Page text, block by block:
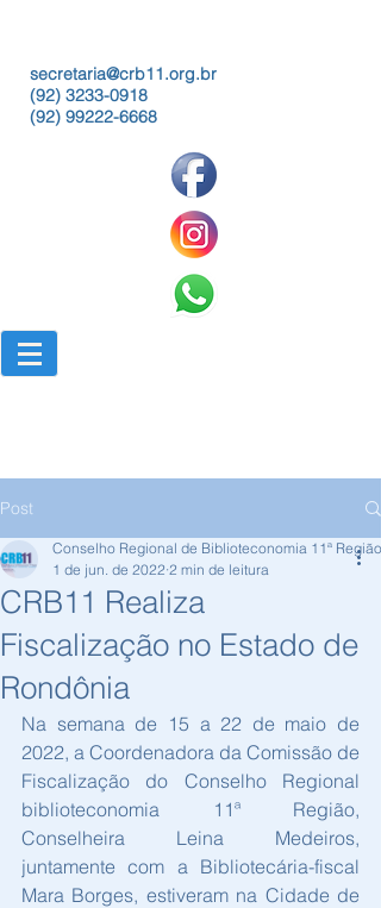
secretaria@crb11.org.br
(92) 3233-0918
(92) 99222-6668
Post
CRB11 Realiza
Fiscalização no Estado de
Rondônia
Conselho Regional de Biblioteconomia 11ª Região
1 de jun. de 2022 2 min de leitura
Na semana de 15 a 22 de maio de
2022, a Coordenadora da Comissão de
Fiscalização do Conselho Regional
biblioteconomia 11ª Região,
Conselheira Leina Medeiros,
juntamente com a Bibliotecária-fiscal
Mara Borges, estiveram na Cidade de